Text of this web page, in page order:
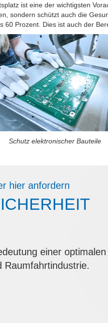
ist eine der wichtigsten
sondern schützt auch die
60 Prozent. Dies ist auch der
Schutz elektronischer Bauteile
hier anfordern
einer
Raumfahrtindustrie.